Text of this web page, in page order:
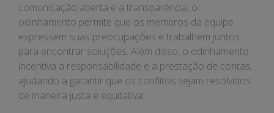
comunicação aberta e a transparência, o
odinhamento permite que os membros da equipe
expressem suas preocupações e trabalhem juntos
para encontrar soluções. Além disso, o odinhamento
incentiva a responsabilidade e a prestação de contas,
ajudando a garantir que os conflitos sejam resolvidos
de maneira justa e equitativa.